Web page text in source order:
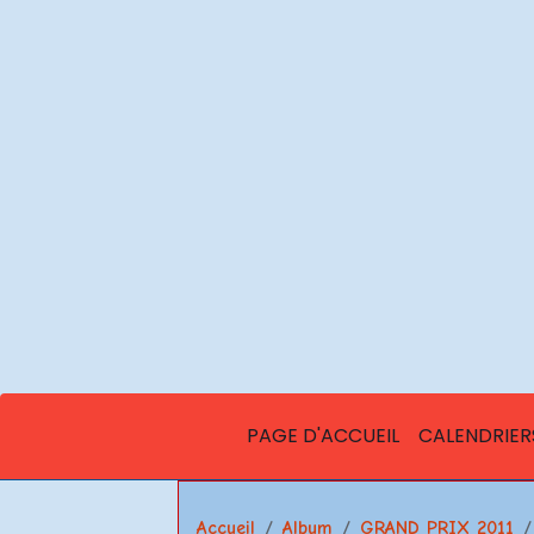
PAGE D'ACCUEIL
Accueil Album GRAND PRIX 2011